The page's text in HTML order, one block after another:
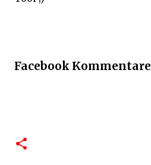
Facebook Kommentare